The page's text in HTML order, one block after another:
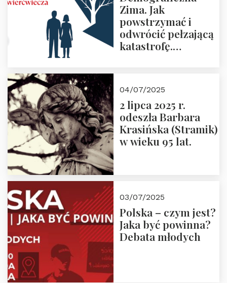
Zima. Jak
powstrzymać i
odwrócić pełzającą
katastrofę.
Nowego
Ćwierćwiecza”
04/07/2025
2 lipca 2025 r.
odeszła Barbara
Krasińska (Stramik)
w wieku 95 lat.
03/07/2025
Polska – czym jest?
Jaka być powinna?
Debata młodych